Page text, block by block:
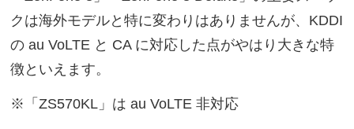
クは海外モデルと特に変わりはありませんが、KDDI
の au VoLTE と CA に対応した点がやはり大きな特
徴といえます。
※「ZS570KL」は au VoLTE 非対応